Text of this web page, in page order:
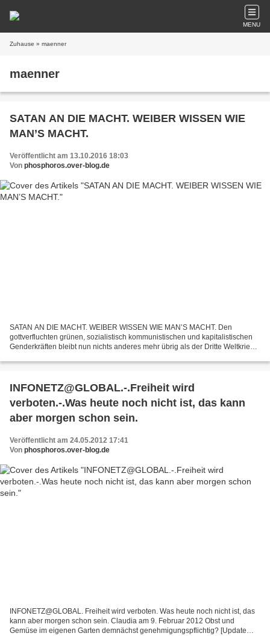
MENU
Zuhause » maenner
maenner
SATAN AN DIE MACHT. WEIBER WISSEN WIE
MAN’S MACHT.
Veröffentlicht am 13.10.2016 18:03
Von phosphoros.over-blog.de
SATAN AN DIE MACHT. WEIBER WISSEN WIE MAN’S MACHT. Den
gottverfluchten grünen, sozialistisch kommunistischen und kapitalistischen
Genderkräften bleibt nun nichts anderes mehr übrig als der Dritte Weltkrieg,
INFONETZ@GLOBAL.-.Freiheit wird
verboten.-.Was heute noch nicht ist, das kann
aber morgen schon sein.
Veröffentlicht am 24.05.2012 17:41
Von phosphoros.over-blog.de
INFONETZ@GLOBAL. Freiheit wird verboten. Was heute noch nicht ist, das
kann aber morgen schon sein. Claudia am 9. Februar 2012 Obst und
Gemüse im eigenen Garten demnächst genehmigungspflichtig? [Update